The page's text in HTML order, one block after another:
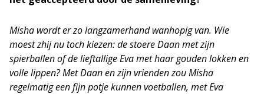
Misha wordt er zo langzamerhand wanhopig van. Wie
moest zhij nu toch kiezen: de stoere Daan met zijn
spierballen of de lieftallige Eva met haar gouden lokken en
volle lippen? Met Daan en zijn vrienden zou Misha
regelmatig een fijn potje kunnen voetballen, met Eva